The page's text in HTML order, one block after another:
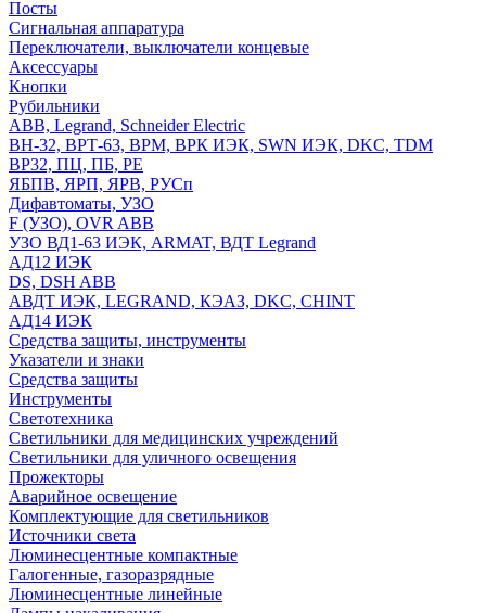
Посты
Cигнальная аппаратура
Переключатели, выключатели концевые
Аксессуары
Кнопки
Рубильники
ABB, Legrand, Schneider Electric
ВН-32, ВРТ-63, ВРМ, ВРК ИЭК, SWN ИЭК, DKC, TDM
ВР32, ПЦ, ПБ, РЕ
ЯБПВ, ЯРП, ЯРВ, РУСп
Дифавтоматы, УЗО
F (УЗО), OVR ABB
УЗО ВД1-63 ИЭК, ARMAT, ВДТ Legrand
АД12 ИЭК
DS, DSH ABB
АВДТ ИЭК, LEGRAND, КЭАЗ, DKC, CHINT
АД14 ИЭК
Средства защиты, инструменты
Указатели и знаки
Средства защиты
Инструменты
Светотехника
Светильники для медицинских учреждений
Светильники для уличного освещения
Прожекторы
Аварийное освещение
Комплектующие для светильников
Источники света
Люминесцентные компактные
Галогенные, газоразрядные
Люминесцентные линейные